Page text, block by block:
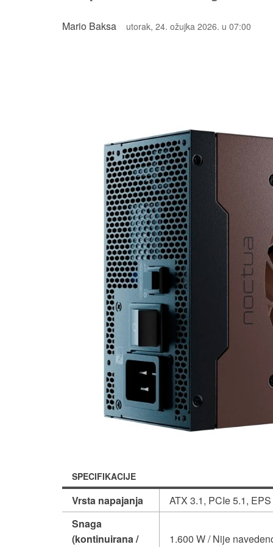
Mario Baksa utorak, 24. ožujka 2026. u 07:00
SPECIFIKACIJE
Vrsta napajanja
ATX 3.1, PCIe 5.1, EPS
Snaga
(kontinuirana /
1.600 W / Nije